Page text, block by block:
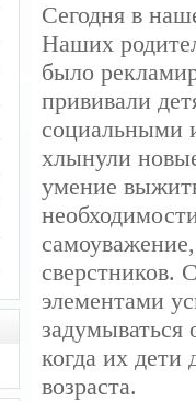
Сегодня в
Наших
было
прививали
социальными
хлынули
умение
сверстников.
элементами
задумываться
когда их дети
возраста.